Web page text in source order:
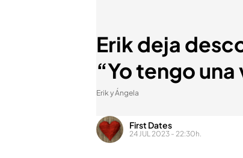
Erik deja
“Yo tengo una
Erik y Ángela
First Dates
24 JUL 2023 - 22:30h.